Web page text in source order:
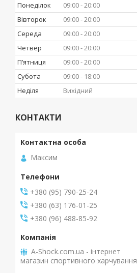
Понеділок 09:00 20:00
Вівторок
09:00 20:00
Середа
09:00 20:00
Четвер
09:00 20:00
Пʼятниця
09:00 20:00
Субота
09:00
18:00
Неділя
Вихідний
КОНТАКТИ
Максим
+380 (95) 790-25-24
+380 (63) 176-01-25
+380 (96) 488-85-92
A-Shock.com.ua - інтернет
магазин спортивного харчування